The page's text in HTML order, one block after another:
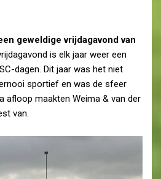
geweldige vrijdagavond van
is elk jaar weer een
dagen. Dit jaar was het niet
sportief en was de sfeer
afloop maakten Weima & van der
van.